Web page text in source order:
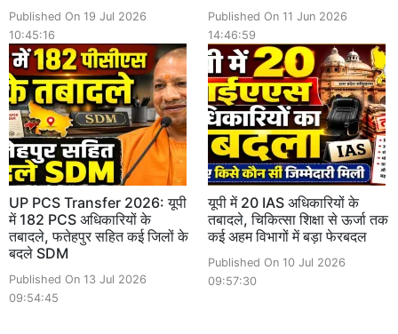
Published On 19 Jul 2026
10:45:16
Published On 11 Jun 2026
14:46:59
UP PCS Transfer 2026: यूपी
में 182 PCS अधिकारियों के
तबादले, फतेहपुर सहित कई जिलों के
बदले SDM
Published On 13 Jul 2026
09:54:45
यूपी में 20 IAS अधिकारियों के
तबादले, चिकित्सा शिक्षा से ऊर्जा तक
कई अहम विभागों में बड़ा फेरबदल
Published On 10 Jul 2026
09:57:30